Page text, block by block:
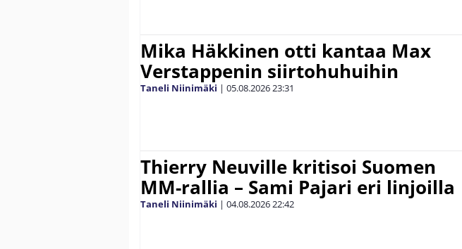
Mika Häkkinen otti kantaa Max
Verstappenin siirtohuhuihin
Taneli Niinimäki | 05.08.202623:31
Thierry Neuville kritisoi Suomen
MM-rallia – Sami Pajari eri linjoilla
Taneli Niinimäki | 04.08.202622:42